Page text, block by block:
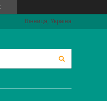
Вінниця, Україна